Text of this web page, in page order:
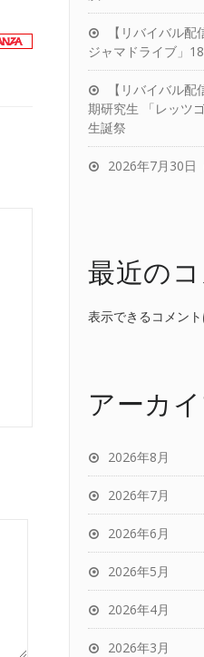
【リバイバル
ジャマドライブ」
【リバイバル
期研究生 「レッツ
生誕祭
2026年7月30日
最近の
表示できるコメント
アーカ
2026年8月
2026年7月
2026年6月
2026年5月
2026年4月
2026年3月